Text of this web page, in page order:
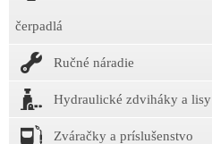
čerpadlá
Ručné náradie
Hydraulické zdviháky a lisy
Zváračky a príslušenstvo